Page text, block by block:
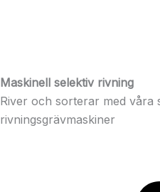
Maskinell selektiv rivning
River och sorterar med våra
rivningsgrävmaskiner